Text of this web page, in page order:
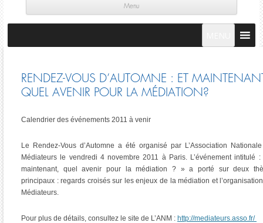
Menu
RENDEZ-VOUS D’AUTOMNE : ET
QUEL AVENIR POUR LA MÉDIATION?
Calendrier des événements 2011 à venir
Le Rendez-Vous d’Automne a été organisé par L’Association
Médiateurs le vendredi 4 novembre 2011 à Paris. L’événement intitulé
maintenant, quel avenir pour la médiation ? » a porté sur deux
principaux : regards croisés sur les enjeux de la médiation et
Médiateurs.
Pour plus de détails, consultez le site de L’ANM : http://mediateurs.asso.fr/